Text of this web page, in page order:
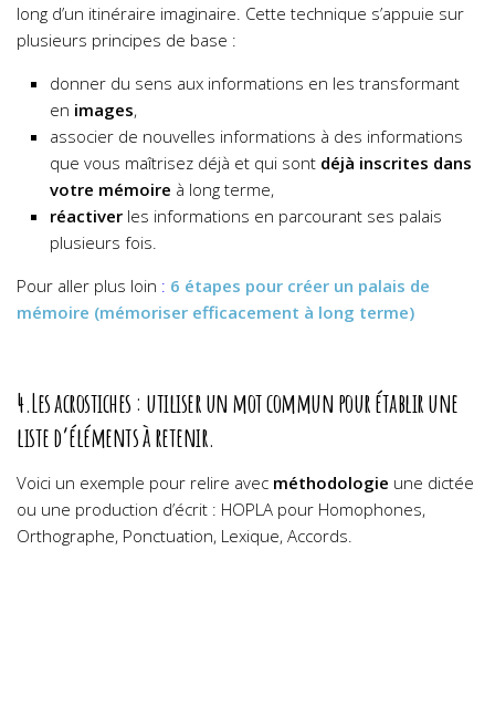
long d’un itinéraire imaginaire. Cette technique s’appuie sur
plusieurs principes de base :
donner du sens aux informations en les transformant
en images,
associer de nouvelles informations à des informations
que vous maîtrisez déjà et qui sont déjà inscrites dans
votre mémoire à long terme,
réactiver les informations en parcourant ses palais
plusieurs fois.
Pour aller plus loin : 6 étapes pour créer un palais de
mémoire (mémoriser efficacement à long terme)
4.Les acrostiches : utiliser un mot commun pour établir une
liste d’éléments à retenir.
Voici un exemple pour relire avec méthodologie une dictée
ou une production d’écrit : HOPLA pour Homophones,
Orthographe, Ponctuation, Lexique, Accords.